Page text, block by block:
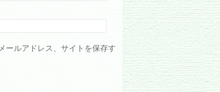
ールアドレス、サイトを保存す